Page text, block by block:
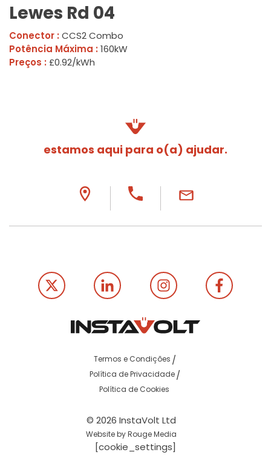
Lewes Rd 04
Conector : CCS2 Combo
Potência Máxima : 160kW
Preços : £0.92/kWh
estamos aqui para o(a) ajudar.
© 2026 InstaVolt Ltd
Website by Rouge Media
[cookie_settings]
Termos e Condições
Política de Privacidade
Política de Cookies